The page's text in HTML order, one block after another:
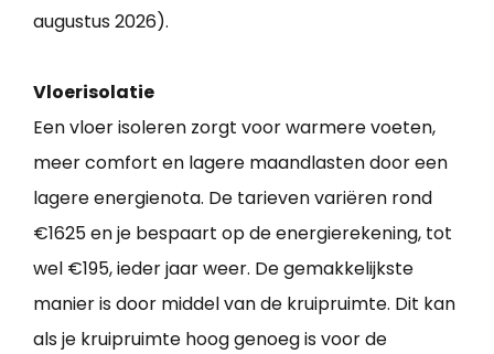
augustus 2026).
Vloerisolatie
Een vloer isoleren zorgt voor warmere voeten,
meer comfort en lagere maandlasten door een
lagere energienota. De tarieven variëren rond
€1625 en je bespaart op de energierekening, tot
wel €195, ieder jaar weer. De gemakkelijkste
manier is door middel van de kruipruimte. Dit kan
als je kruipruimte hoog genoeg is voor de